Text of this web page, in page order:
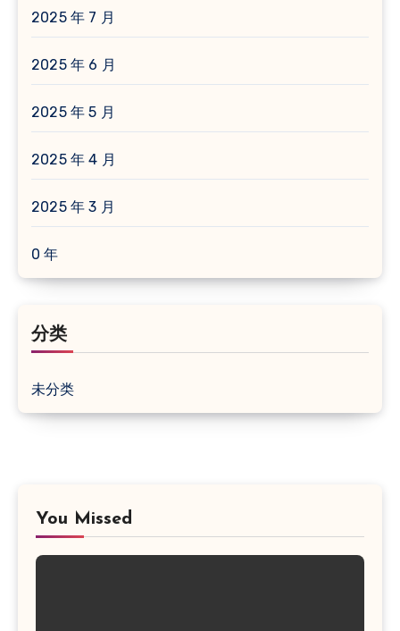
2025 年 7 月
2025 年 6 月
2025 年 5 月
2025 年 4 月
2025 年 3 月
0 年
分类
未分类
You Missed